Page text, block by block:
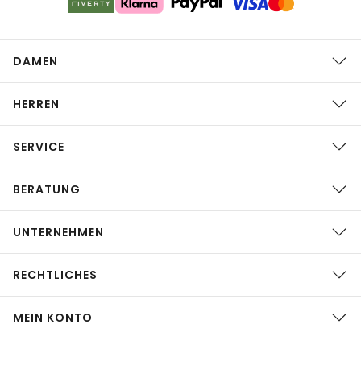
DAMEN
HERREN
SERVICE
BERATUNG
UNTERNEHMEN
RECHTLICHES
MEIN KONTO